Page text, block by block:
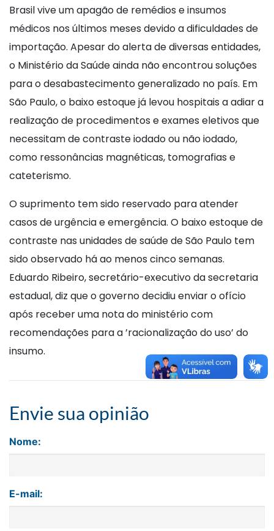
Brasil vive um apagão de remédios e insumos
médicos nos últimos meses devido a dificuldades de
importação. Apesar do alerta de diversas entidades,
o Ministério da Saúde ainda não encontrou soluções
para o desabastecimento generalizado no país. Em
São Paulo, o baixo estoque já levou hospitais a adiar a
realização de procedimentos e exames eletivos que
necessitam de contraste iodado ou não iodado,
como ressonâncias magnéticas, tomografias e
cateterismo.
O suprimento tem sido reservado para atender
casos de urgência e emergência. O baixo estoque de
contraste nas unidades de saúde de São Paulo tem
sido observado há ao menos cinco semanas.
Eduardo Ribeiro, secretário-executivo da secretaria
estadual, diz que o governo decidiu enviar o ofício
após receber uma nota do ministério com
recomendações para a ’racionalização do uso’ do
insumo.
Envie sua opinião
Nome:
E-mail: